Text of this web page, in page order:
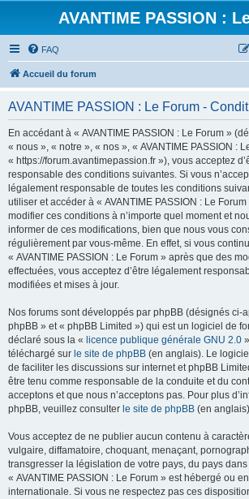
AVANTIME PASSION :
FAQ
Accueil du forum
AVANTIME PASSION : Le Forum -
En accédant à « AVANTIME PASSION : Le Forum »
« nous », « notre », « nos », « AVANTIME PASSION :
« https://forum.avantimepassion.fr »), vous acceptez
responsable des conditions suivantes. Si vous
légalement responsable de toutes les conditions
utiliser et accéder à « AVANTIME PASSION : Le
modifier ces conditions à n’importe quel moment et
informer de ces modifications, bien que nous vous
régulièrement par vous-même. En effet, si vous
« AVANTIME PASSION : Le Forum » après que des
effectuées, vous acceptez d’être légalement
modifiées et mises à jour.
Nos forums sont développés par phpBB (désignés ci-
phpBB » et « phpBB Limited ») qui est un logiciel de
déclaré sous la « licence publique générale GNU 2.0
téléchargé sur le site de phpBB (en anglais). Le
de faciliter les discussions sur internet et phpBB
être tenu comme responsable de la conduite et du
acceptons et que nous n’acceptons pas. Pour plus
phpBB, veuillez consulter le site de phpBB (en
Vous acceptez de ne publier aucun contenu à
vulgaire, diffamatoire, choquant, menaçant,
transgresser la législation de votre pays, du pays
« AVANTIME PASSION : Le Forum » est hébergé ou
internationale. Si vous ne respectez pas ces